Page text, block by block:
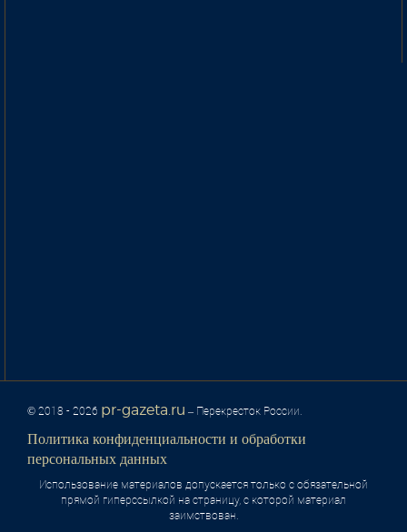
© 2018 - 2026 pr-gazeta.ru – Перекресток России.
Политика конфиденциальности и обработки
персональных данных
Использование материалов допускается только с обязательной
прямой гиперссылкой на страницу, с которой материал
заимствован.